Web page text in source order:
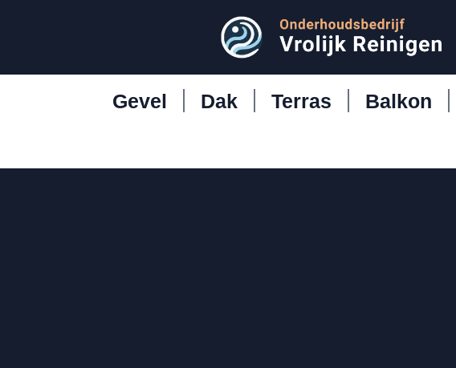
Gevel Dak Terras Balkon